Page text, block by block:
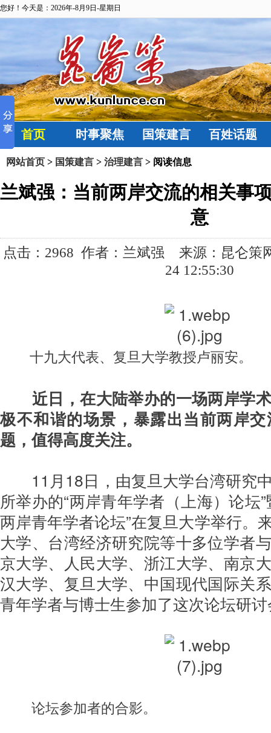
您好！今天是：2026年-8月9日-星期日
首页 时事聚焦 国策建言 百姓话题
网站首页 > 国策建言 > 治理建言 > 阅读信息
兰斌强：当前两岸交流的相关事
意
点击： 2968 作者：兰斌强 来源：昆仑策
24 12:55:30
十九大代表、复旦大学教授卢丽安。
近日，在大陆举办的一场两岸学
极不和谐的场景，暴露出当前两岸
题，值得高度关注。
11月18日，由复旦大学台湾研究
所举办的“两岸青年学者（上海）论坛
两岸青年学者论坛”在复旦大学举行。
大学、台湾经济研究院等十多位学者
京大学、人民大学、浙江大学、南京
汉大学、复旦大学、中国现代国际关
青年学者与博士生参加了这次论坛研
论坛参加者的合影。